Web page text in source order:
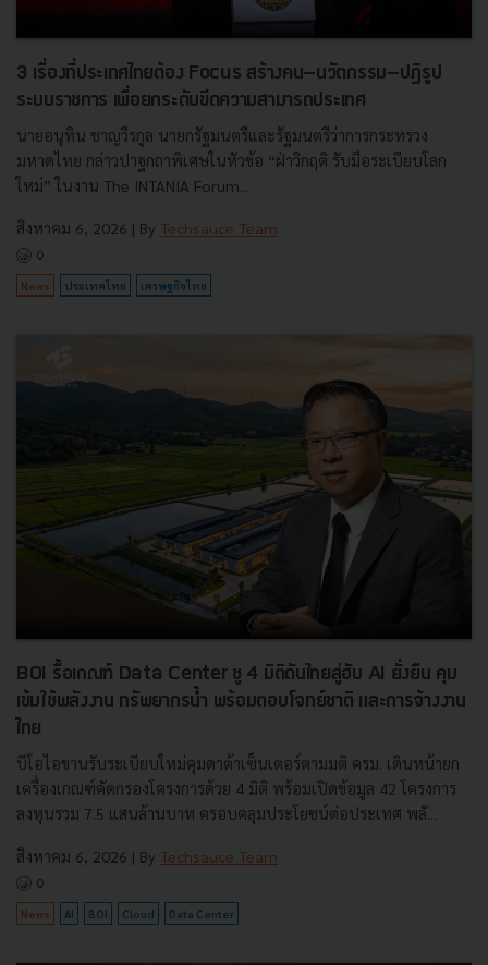
3 เรื่องที่ประเทศไทยต้อง Focus สร้างคน–นวัตกรรม–ปฏิรูป
ระบบราชการ เพื่อยกระดับขีดความสามารถประเทศ
นายอนุทิน ชาญวีรกูล นายกรัฐมนตรีและรัฐมนตรีว่าการกระทรวง
มหาดไทย กล่าวปาฐกถาพิเศษในหัวข้อ “ฝ่าวิกฤติ รับมือระเบียบโลก
ใหม่” ในงาน The INTANIA Forum...
สิงหาคม 6, 2026 | By Techsauce Team
0
News ประเทศไทย เศรษฐกิจไทย
BOI รื้อเกณฑ์ Data Center ชู 4 มิติดันไทยสู่ฮับ AI ยั่งยืน คุม
เข้มใช้พลังงาน ทรัพยากรน้ำ พร้อมตอบโจทย์ชาติ และการจ้างงาน
ไทย
บีโอไอขานรับระเบียบใหม่คุมดาต้าเซ็นเตอร์ตามมติ ครม. เดินหน้ายก
เครื่องเกณฑ์คัดกรองโครงการด้วย 4 มิติ พร้อมเปิดข้อมูล 42 โครงการ
ลงทุนรวม 7.5 แสนล้านบาท ครอบคลุมประโยชน์ต่อประเทศ พลั...
สิงหาคม 6, 2026 | By Techsauce Team
0
News AI BOI Cloud Data Center